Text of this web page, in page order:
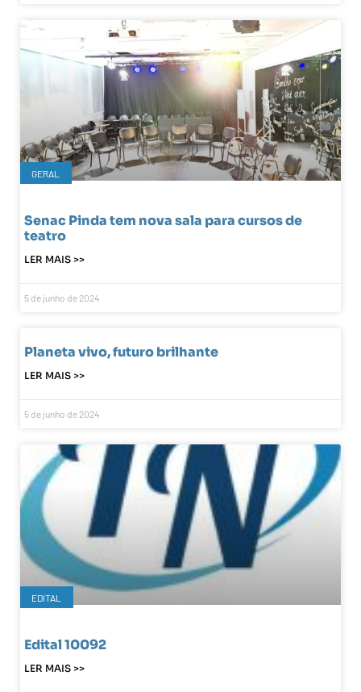
GERAL
Senac Pinda tem nova sala para cursos de
teatro
LER MAIS >>
5 de junho de 2024
Planeta vivo, futuro brilhante
LER MAIS >>
5 de junho de 2024
EDITAL
Edital 10092
LER MAIS >>